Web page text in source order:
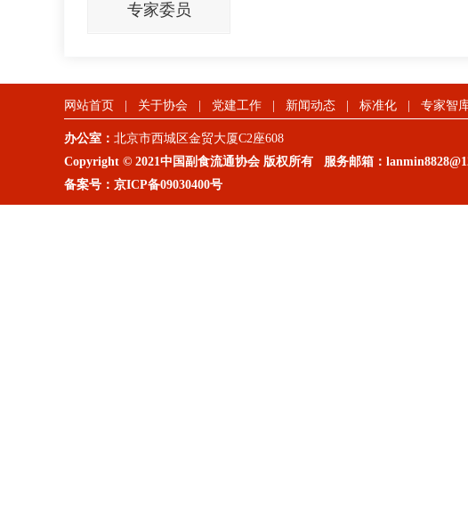
专家委员
网站首页 关于协会 党建工作 新闻动态 标准化 专家智
办公室： 北京市西城区金贸大厦C2座608
Copyright © 2021中国副食流通协会 版权所有 服务邮箱：
备案号： 京ICP备09030400号